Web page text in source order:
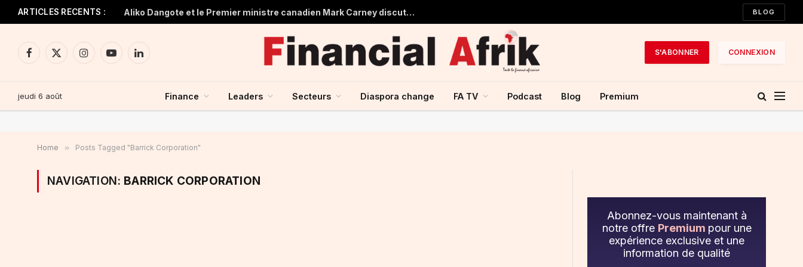
ARTICLES RECENTS : Aliko Dangote et le Premier ministre canadien Mark Carney discutent du renforcement des échanges entre le Canada et l’Afrique BLOG
Facebook
X
InstagramYouTubeLinkedIn
S'ABONNER CONNEXION
jeudi 6 août Finance Leaders Secteurs Diaspora change FA TV Podcast Blog Premium
Home » Posts Tagged "Barrick Corporation"
NAVIGATION: BARRICK CORPORATION
Abonnez-vous maintenant à
notre offre Premium pour une
expérience exclusive et une
information de qualité